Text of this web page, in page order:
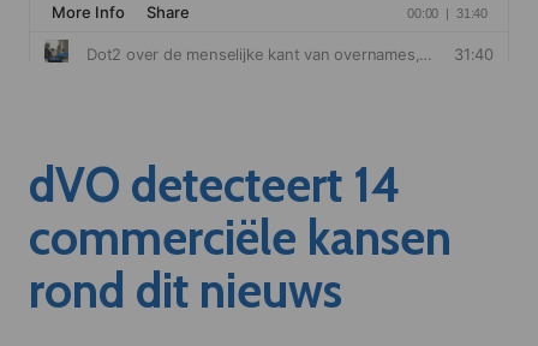
dVO detecteert 14
commerciële kansen
rond dit nieuws